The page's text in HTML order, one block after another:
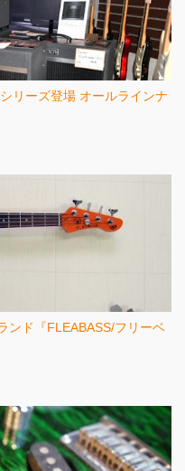
リーズ登場 オールラインナ
ンド『FLEABASS/フリーベ